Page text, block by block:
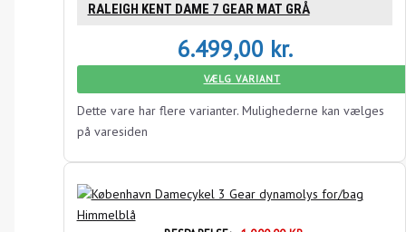
RALEIGH KENT DAME 7 GEAR MAT GRÅ
6.499,00 kr.
VÆLG VARIANT
Dette vare har flere varianter. Mulighederne kan vælges
på varesiden